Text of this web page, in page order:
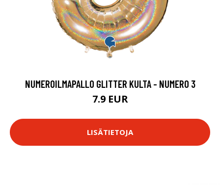
NUMEROILMAPALLO GLITTER KULTA - NUMERO 3
7.9 EUR
LISÄTIETOJA